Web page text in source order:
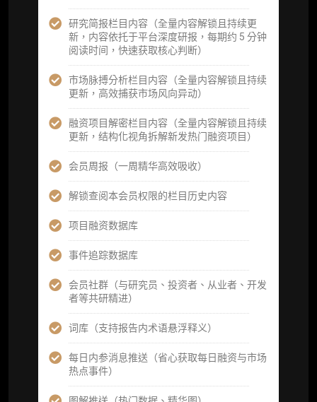
研究简报栏目内容（全量内容解锁且持续更
新，内容依托于平台深度研报，每期约 5 分钟
阅读时间，快速获取核心判断）
市场脉搏分析栏目内容（全量内容解锁且持续
更新，高效捕获市场风向异动）
融资项目解密栏目内容（全量内容解锁且持续
更新，结构化视角拆解新发热门融资项目）
会员周报（一周精华高效吸收）
解锁查阅本会员权限的栏目历史内容
项目融资数据库
事件追踪数据库
会员社群（与研究员、投资者、从业者、开发
者等共研精进）
词库（支持报告内术语悬浮释义）
每日内参消息推送（省心获取每日融资与市场
热点事件）
定制化研究服务（1次，课题/选题经审核通过
后，由业内享有盛誉的研究团队为你开展专项
重点研究方向前瞻栏目（获取重点赛道、项目
续研究计划）
可根据请求领先市场以提前解锁）
分析师 1 对 1 沟通（1 小时，话题需审核）
分析师专属答疑服务（3 次提问，话题需审
核）
查阅分析师答疑精华汇总栏目（精选高价值沉
淀内容）​
机构专属社群（与业内高管、机构、基金等共
研精进）
可下载报告 PDF 版（12 次/年）
数据库产品 CSV 下载(可根据请求“全量”提
供，2次/年)